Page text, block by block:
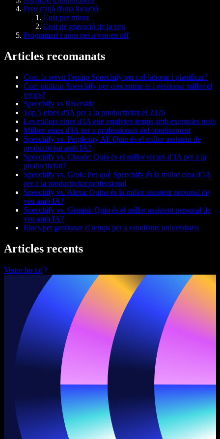
Preu mitjà d'una locució
Cost per minut
Cost de gravació de la veu
Programari i apps per a veu en off
Articles recomanats
Com fa servir l’equip Speechify per col·laborar i planificar?
Com utilitzar Speechify per concentrar-te i gestionar millor el
temps?
Speechify vs Riverside
Top 5 eines d'IA per a la productivitat el 2026
Les millors eines d'IA que estalvien temps amb exemples reals
Millors eines d'IA per a professionals del coneixement
Speechify vs. Perplexity AI: Quin és el millor assistent de
productivitat amb IA?
Speechify vs. Claude: Quin és el millor recurs d’IA per a la
productivitat?
Speechify vs. Grok: Per què Speechify és la millor eina d’IA
per a la productivitat professional
Speechify vs. Alexa: Quina és la millor assistent personal de
veu amb IA?
Speechify vs. Gemini: Quin és el millor assistent personal de
veu amb IA?
Eines per gestionar el temps per a estudiants universitaris
Articles recents
Veure-ho tot